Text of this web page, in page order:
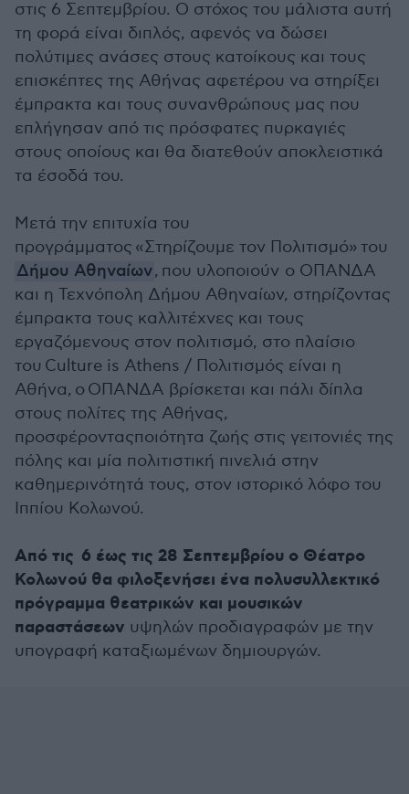
στις 6 Σεπτεμβρίου. Ο στόχος του μάλιστα αυτή
τη φορά είναι διπλός, αφενός να δώσει
πολύτιμες ανάσες στους κατοίκους και τους
επισκέπτες της Αθήνας αφετέρου να στηρίξει
έμπρακτα και τους συνανθρώπους μας που
επλήγησαν από τις πρόσφατες πυρκαγιές
στους οποίους και θα διατεθούν αποκλειστικά
τα έσοδά του.
Μετά την επιτυχία του
προγράμματος «Στηρίζουμε τον Πολιτισμό» του
Δήμου Αθηναίων, που υλοποιούν ο ΟΠΑΝΔΑ
και η Τεχνόπολη Δήμου Αθηναίων, στηρίζοντας
έμπρακτα τους καλλιτέχνες και τους
εργαζόμενους στον πολιτισμό, στο πλαίσιο
του Culture is Athens / Πολιτισμός είναι η
Αθήνα, ο ΟΠΑΝΔΑ βρίσκεται και πάλι δίπλα
στους πολίτες της Αθήνας,
προσφέρονταςποιότητα ζωής στις γειτονιές της
πόλης και μία πολιτιστική πινελιά στην
καθημερινότητά τους, στον ιστορικό λόφο του
Ιππίου Κολωνού.
Από τις 6 έως τις 28 Σεπτεμβρίου ο Θέατρο
Κολωνού θα φιλοξενήσει ένα πολυσυλλεκτικό
πρόγραμμα θεατρικών και μουσικών
παραστάσεων υψηλών προδιαγραφών με την
υπογραφή καταξιωμένων δημιουργών.